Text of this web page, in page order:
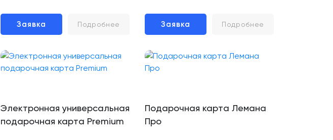
Заявка Подробнее Заявка Подробнее
Электронная универсальная
подарочная карта Premium
Подарочная карта Лемана
Про